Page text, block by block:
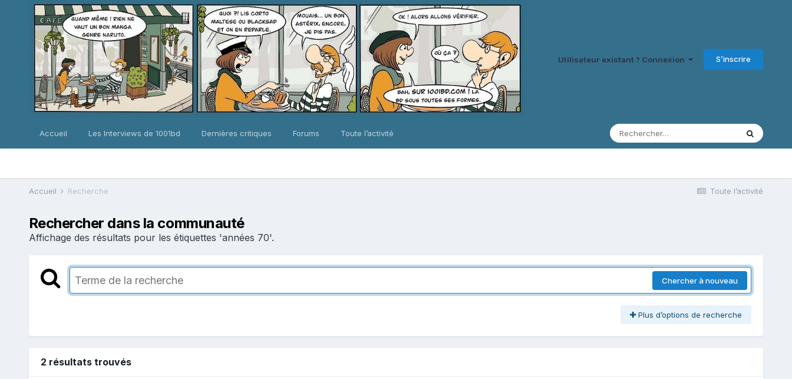
Utilisateur existant ? Connexion S’inscrire
Accueil Les Interviews de 1001bd Dernières critiques Forums Toute l’activité
Toute l’activité
Accueil Recherche
Rechercher dans la communauté
Affichage des résultats pour les étiquettes 'années 70'.
Chercher à nouveau
Plus d’options de recherche
2 résultats trouvés